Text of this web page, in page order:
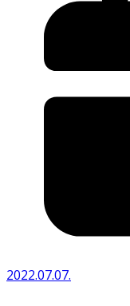
2022.07.07.